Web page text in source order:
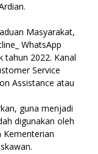
Masyarakat,
WhatsApp
tahun 2022. Kanal
Service
Assistance atau
guna menjadi
digunakan oleh
Kementerian